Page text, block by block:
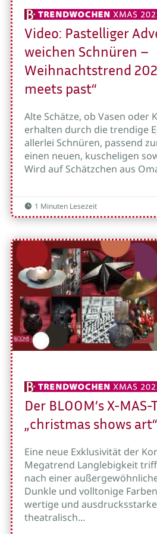
Video: Pastelliger
weichen Schnüren –
Weihnachtstrend
meets past“
Alte Schätze, ob Vasen oder
erhalten durch die trendige
allerlei Schnüren, passend
einen neuen, kuscheligen
Wird auf Schätzchen aus
 1 Minuten Lesezeit
Der BLOOM’s X-
„christmas shows art“
Eine neue Exklusivität der
Megatrend Langlebigkeit
nach einer
Dunkle und volltonige
wertige und
theatralisch...